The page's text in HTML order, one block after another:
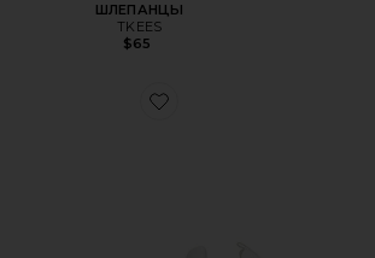
ШЛЕПАНЦЫ
TKEES
$65
Favorite КРОССОВКИ